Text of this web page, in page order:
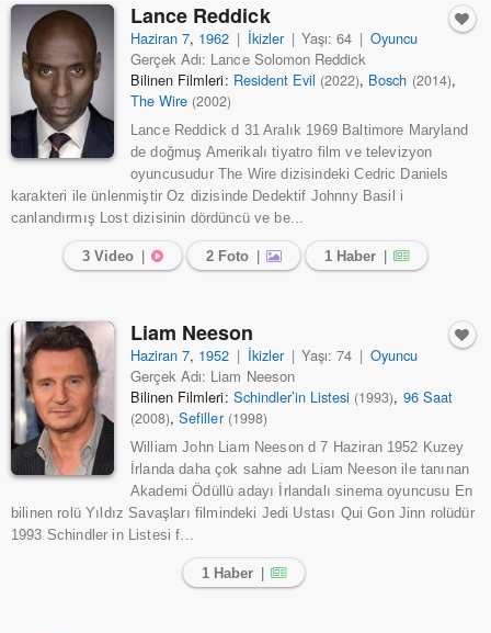
Lance Reddick
Haziran 7, 1962 | İkizler | Yaşı: 64 | Oyuncu
Gerçek Adı: Lance Solomon Reddick
Bilinen Filmleri: Resident Evil (2022), Bosch (2014),
The Wire (2002)
Lance Reddick d 31 Aralık 1969 Baltimore Maryland
de doğmuş Amerikalı tiyatro film ve televizyon
oyuncusudur The Wire dizisindeki Cedric Daniels
karakteri ile ünlenmiştir Oz dizisinde Dedektif Johnny Basil i
canlandırmış Lost dizisinin dördüncü ve be...
3 Video 2 Foto 1 Haber
Liam Neeson
Haziran 7, 1952 | İkizler | Yaşı: 74 | Oyuncu
Gerçek Adı: Liam Neeson
Bilinen Filmleri: Schindler’in Listesi (1993), 96 Saat
(2008),Sefiller (1998)
William John Liam Neeson d 7 Haziran 1952 Kuzey
İrlanda daha çok sahne adı Liam Neeson ile tanınan
Akademi Ödüllü adayı İrlandalı sinema oyuncusu En
bilinen rolü Yıldız Savaşları filmindeki Jedi Ustası Qui Gon Jinn rolüdür
1993 Schindler in Listesi f...
1 Haber